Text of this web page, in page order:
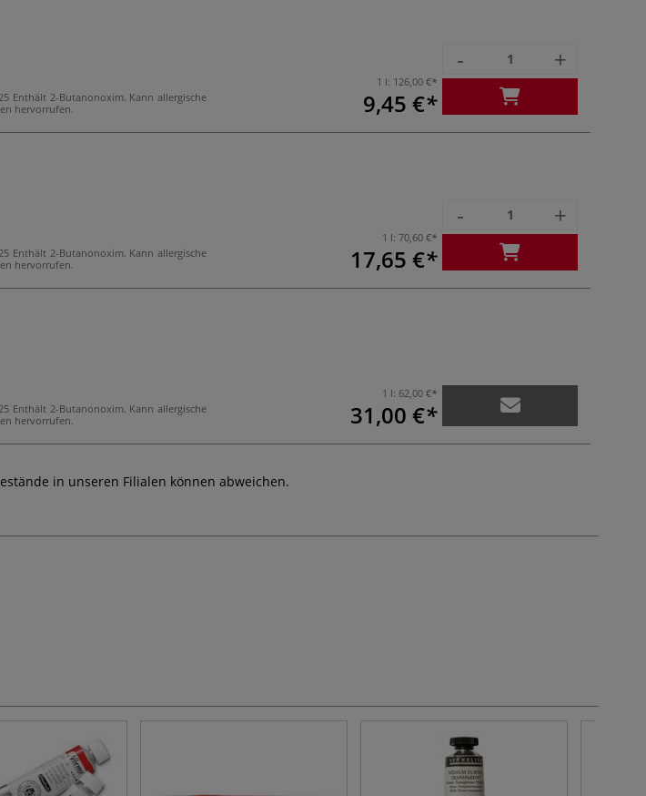
Enthält 2-Butanonoxim. Kann allergische
hervorrufen.
1 l: 126,00 €
9,45 €
- +
Enthält 2-Butanonoxim. Kann allergische
hervorrufen.
1 l:70,60 €
17,65 €
- +
Enthält 2-Butanonoxim. Kann allergische
hervorrufen.
1 l:62,00 €
31,00 €
in unseren Filialen können abweichen.